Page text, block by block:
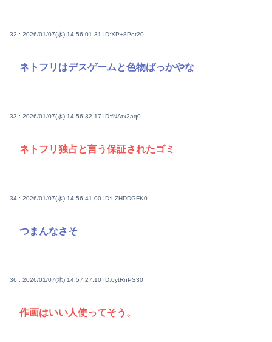
32 : 2026/01/07(水) 14:56:01.31 ID:XP+8Pet20
ネトフリはデスゲームと色物ばっかやな
33 : 2026/01/07(水) 14:56:32.17 ID:fNAtx2aq0
ネトフリ独占と言う保証されたゴミ
34 : 2026/01/07(水) 14:56:41.00 ID:LZHDDGFK0
つまんなさそ
36 : 2026/01/07(水) 14:57:27.10 ID:0ytRnPS30
作画はいい人使ってそう。